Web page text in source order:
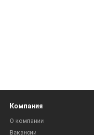
Компания
О компании
Вакансии